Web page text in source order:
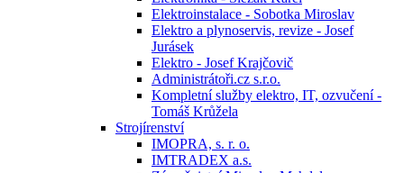
Elektroinstalace - Sobotka Miroslav
Elektro a plynoservis, revize - Josef
Jurásek
Elektro - Josef Krajčovič
Administrátoři.cz s.r.o.
Kompletní služby elektro, IT, ozvučení -
Tomáš Krůžela
Strojírenství
IMOPRA, s. r. o.
IMTRADEX a.s.